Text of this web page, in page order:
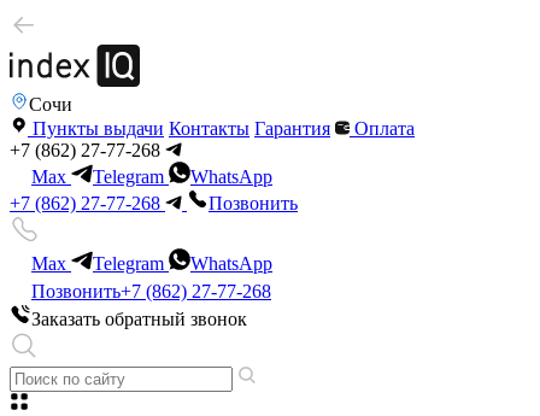
Сочи
Пункты выдачи Контакты Гарантия
Оплата
+7 (862) 27-77-268
Max
Telegram
WhatsApp
+7 (862) 27-77-268
Позвонить
Max Telegram
WhatsApp
Позвонить+7 (862) 27-77-268
Заказать обратный звонок